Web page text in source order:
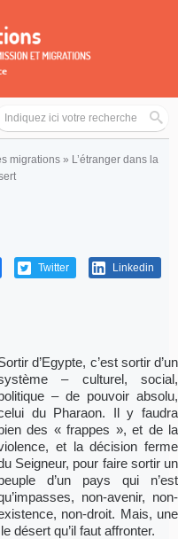
migrations » L’étranger dans la
Twitter Linkedin
d’Egypte, c’est sortir d’un
– culturel, social,
– de pouvoir absolu,
du Pharaon. Il y faudra
des « frappes », et de la
et la décision ferme
Seigneur, pour faire sortir un
d’un pays qui n’est
non-avenir, non-
non-droit. Mais, une
désert qu’il faut affronter.